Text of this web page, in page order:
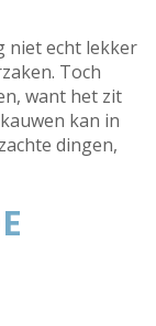
niet echt lekker
Toch
want het zit
kan in
dingen,